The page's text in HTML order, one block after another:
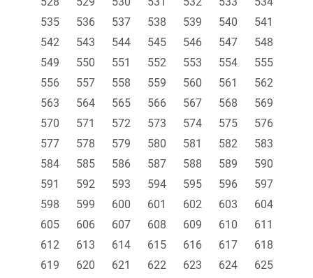
535
536 537 538 539 540
541
542
543 544 545 546 547
548
549
550 551 552 553 554
555
556
557 558 559 560 561
562
563
564 565 566 567 568
569
570
571 572 573 574 575
576
577
578 579 580 581 582
583
584
585 586 587 588 589
590
591
592 593 594 595 596
597
598
599 600 601 602 603
604
605
606 607 608 609 610
611
612
613 614 615 616 617
618
619
620 621 622 623 624
625